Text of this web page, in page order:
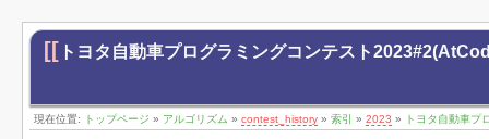
[[ トヨタ自動車プログラミングコンテスト
現在位置: トップページ » アルゴリズム » contest_history » 索引 » 2023 » トヨタ自動車